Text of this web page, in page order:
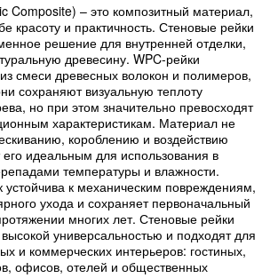
Composite) – это композитный материал,
красоту и практичность. Стеновые рейки
решение для внутренней отделки,
древесину. WPC-рейки
смеси древесных волокон и полимеров,
сохраняют визуальную теплоту
но при этом значительно превосходят
характеристикам. Материал не
короблению и воздействию
его идеальным для использования в
температуры и влажности.
устойчива к механическим повреждениям,
ухода и сохраняет первоначальный
многих лет. Стеновые рейки
универсальностью и подходят для
и коммерческих интерьеров: гостиных,
офисов, отелей и общественных